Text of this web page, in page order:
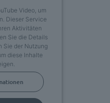
Video, um
Dieser Service
Aktivitäten
Sie die Details
Sie der Nutzung
diese Inhalte